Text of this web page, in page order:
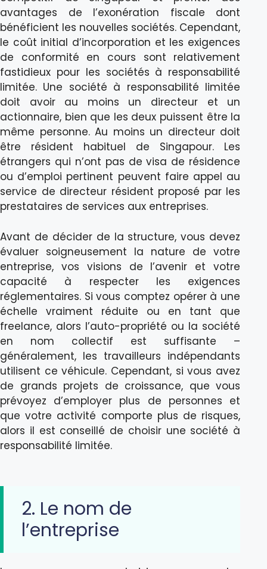
avantages de l’exonération fiscale dont
bénéficient les nouvelles sociétés. Cependant,
le coût initial d’incorporation et les exigences
de conformité en cours sont relativement
fastidieux pour les sociétés à responsabilité
limitée. Une société à responsabilité limitée
doit avoir au moins un directeur et un
actionnaire, bien que les deux puissent être la
même personne. Au moins un directeur doit
être résident habituel de Singapour. Les
étrangers qui n’ont pas de visa de résidence
ou d’emploi pertinent peuvent faire appel au
service de directeur résident proposé par les
prestataires de services aux entreprises.
Avant de décider de la structure, vous devez
évaluer soigneusement la nature de votre
entreprise, vos visions de l’avenir et votre
capacité à respecter les exigences
réglementaires. Si vous comptez opérer à une
échelle vraiment réduite ou en tant que
freelance, alors l’auto-propriété ou la société
en nom collectif est suffisante –
généralement, les travailleurs indépendants
utilisent ce véhicule. Cependant, si vous avez
de grands projets de croissance, que vous
prévoyez d’employer plus de personnes et
que votre activité comporte plus de risques,
alors il est conseillé de choisir une société à
responsabilité limitée.
2. Le nom de
l’entreprise